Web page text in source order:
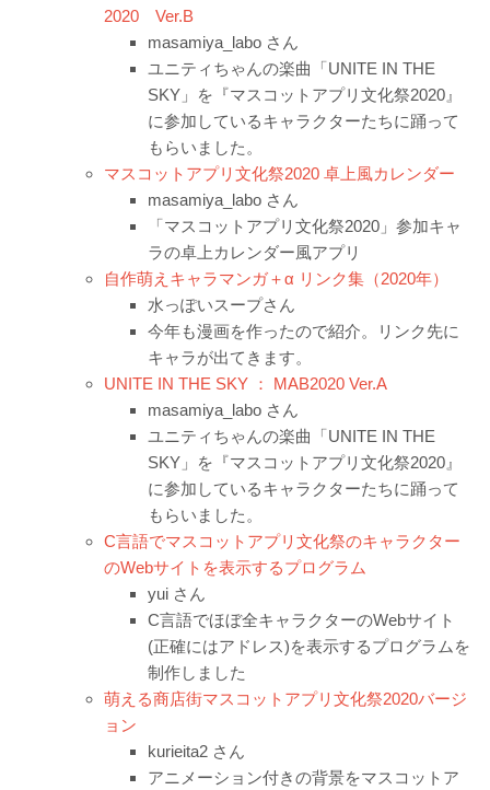
2020 Ver.B
masamiya_labo さん
ユニティちゃんの楽曲「UNITE IN THE
SKY」を『マスコットアプリ文化祭2020』
に参加しているキャラクターたちに踊って
もらいました。
マスコットアプリ文化祭2020 卓上風カレンダー
masamiya_labo さん
「マスコットアプリ文化祭2020」参加キャ
ラの卓上カレンダー風アプリ
自作萌えキャラマンガ＋α リンク集（2020年）
水っぽいスープさん
今年も漫画を作ったので紹介。リンク先に
キャラが出てきます。
UNITE IN THE SKY ： MAB2020 Ver.A
masamiya_labo さん
ユニティちゃんの楽曲「UNITE IN THE
SKY」を『マスコットアプリ文化祭2020』
に参加しているキャラクターたちに踊って
もらいました。
C言語でマスコットアプリ文化祭のキャラクター
のWebサイトを表示するプログラム
yui さん
C言語でほぼ全キャラクターのWebサイト
(正確にはアドレス)を表示するプログラムを
制作しました
萌える商店街マスコットアプリ文化祭2020バージ
ョン
kurieita2 さん
アニメーション付きの背景をマスコットア